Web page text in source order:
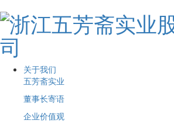
关于我们
五芳斋实业
董事长寄语
企业价值观